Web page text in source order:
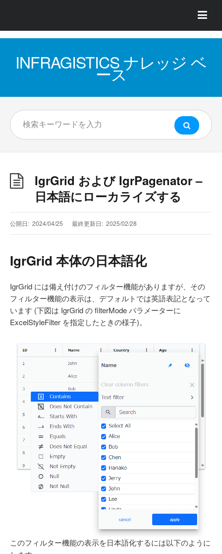
INFRAGISTICS ナレッジ ベ
ース
IgrGrid および IgrPagenator –
日本語にローカライズする
公開日: 2024/04/25 最終更新日: 2025/02/28
IgrGrid 本体の日本語化
IgrGrid には備え付けのフィルター機能がありますが、その
フィルター機能の表示は、デフォルトでは英語表記となって
います (下図は IgrGrid の filterMode パラメーターに
ExcelStyleFilter を指定したときの様子)。
このフィルター機能の表示を日本語化するには以下のように